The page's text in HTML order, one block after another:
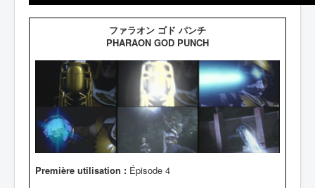
ファラオン ゴド パンチ
PHARAON GOD PUNCH
Première utilisation : Épisode 4